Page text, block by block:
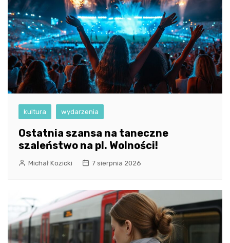
kultura wydarzenia
Ostatnia szansa na taneczne
szaleństwo na pl. Wolności!
Michał Kozicki 7 sierpnia 2026